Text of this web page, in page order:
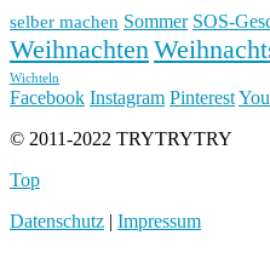
selber machen Sommer SOS-
Weihnachten
Wichteln
Facebook Instagram Pinterest
© 2011-2022 TRYTRYTRY
Top
Datenschutz | Impressum